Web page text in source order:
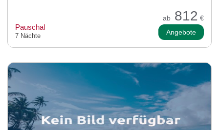
ab 812 €
Pauschal
7 Nächte Angebote